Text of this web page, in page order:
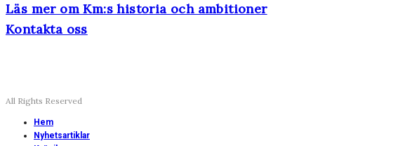
Läs mer om Km:s historia och ambitioner
Kontakta oss
All Rights Reserved
Hem
Nyhetsartiklar